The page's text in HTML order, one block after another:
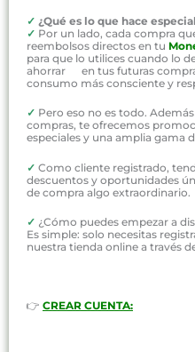
✓ ¿Qué es lo que hace
✓ Por un lado, cada compra
reembolsos directos en tu
para que lo utilices cuando lo
ahorrar en tus futuras
consumo más consciente y
✓ Pero eso no es todo.
compras, te ofrecemos
especiales y una amplia gama
✓ Como cliente registrado,
descuentos y oportunidades
de compra algo extraordinario.
✓ ¿Cómo puedes empezar a
Es simple: solo necesitas
nuestra tienda online a través
👉 CREAR CUENTA: